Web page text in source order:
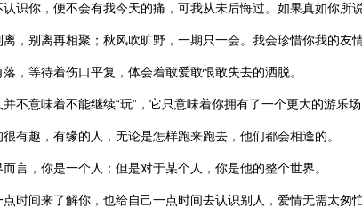
识你，便不会有我今天的痛，可我从未后悔过。如果真如你所
，别离再相聚；秋风吹旷野，一期只一会。我会珍惜你我的友
，等待着伤口平复，体会着敢爱敢恨敢失去的洒脱。
不意味着不能继续“玩”，它只意味着你拥有了一个更大的游乐场
有趣，有缘的人，无论是怎样跑来跑去，他们都会相逢的。
言，你是一个人；但是对于某个人，你是他的整个世界。
时间来了解你，也给自己一点时间去认识别人，爱情无需太匆忙